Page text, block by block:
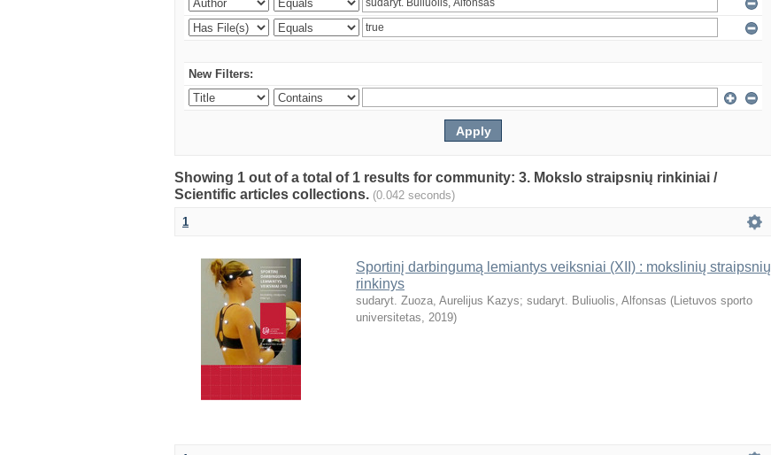
New Filters:
Showing 1 out of a total of 1 results for community: 3. Mokslo straipsnių rinkiniai /
Scientific articles collections. (0.042 seconds)
1
Sportinį darbingumą lemiantys veiksniai (XII) : mokslinių straipsnių
rinkinys
sudaryt. Zuoza, Aurelijus Kazys; sudaryt. Buliuolis, Alfonsas (Lietuvos sporto
universitetas, 2019)